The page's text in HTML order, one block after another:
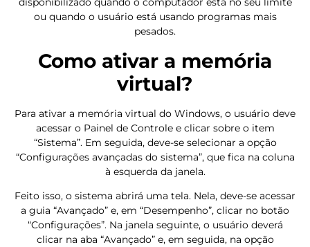
ou quando o usuário está usando programas mais
pesados.
Como ativar a memória
virtual?
Para ativar a memória virtual do Windows, o usuário deve
acessar o Painel de Controle e clicar sobre o item
“Sistema”. Em seguida, deve-se selecionar a opção
“Configurações avançadas do sistema”, que fica na coluna
à esquerda da janela.
Feito isso, o sistema abrirá uma tela. Nela, deve-se acessar
a guia “Avançado” e, em “Desempenho”, clicar no botão
“Configurações”. Na janela seguinte, o usuário deverá
clicar na aba “Avançado” e, em seguida, na opção